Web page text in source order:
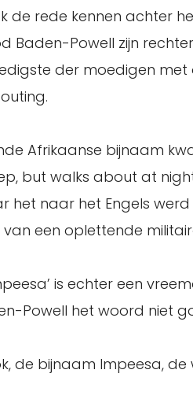
de rede kennen achter
Baden-Powell zijn
der moedigen met
Afrikaanse bijnaam
but walks about at
het naar het Engels
een oplettende
is echter een
Powell het woord niet
de bijnaam Impeesa,